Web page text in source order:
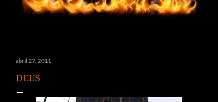
abril 27, 2011
DEUS